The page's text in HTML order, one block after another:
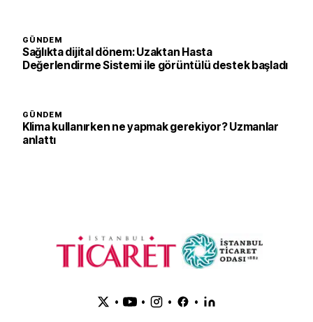
GÜNDEM
Sağlıkta dijital dönem: Uzaktan Hasta
Değerlendirme Sistemi ile görüntülü destek başladı
GÜNDEM
Klima kullanırken ne yapmak gerekiyor? Uzmanlar
anlattı
• • • •